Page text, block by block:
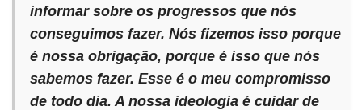
informar sobre os progressos que nós
conseguimos fazer. Nós fizemos isso porque
é nossa obrigação, porque é isso que nós
sabemos fazer. Esse é o meu compromisso
de todo dia. A nossa ideologia é cuidar de